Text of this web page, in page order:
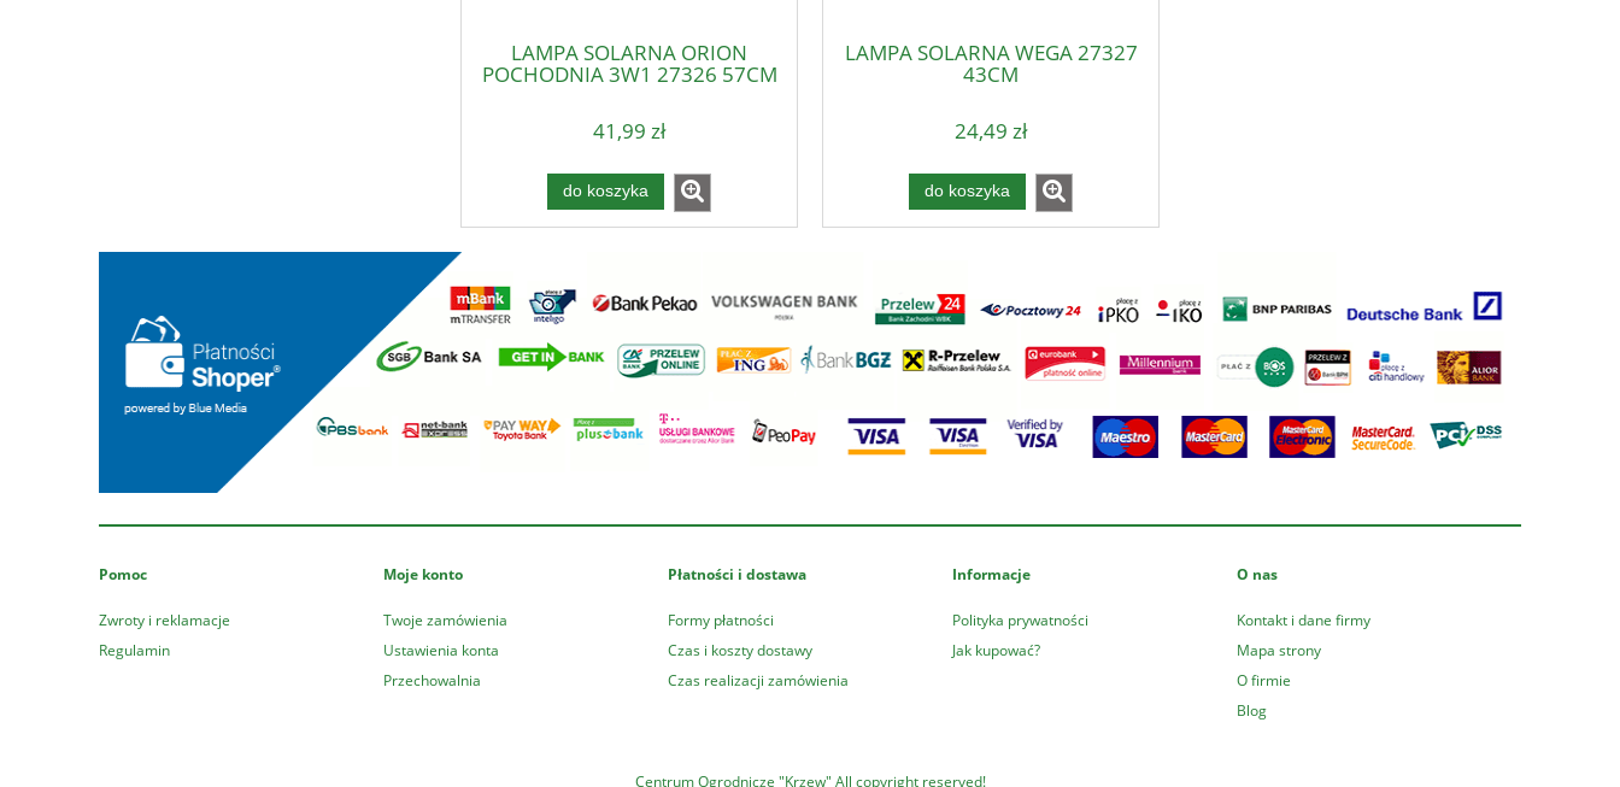
LAMPA SOLARNA ORION
POCHODNIA 3W1 27326 57CM
41,99 zł
do koszyka
LAMPA SOLARNA WEGA 27327
43CM
24,49 zł
do koszyka
Pomoc
Zwroty i reklamacje
Regulamin
Moje konto
Twoje zamówienia
Ustawienia konta
Przechowalnia
Płatności i dostawa
Formy płatności
Czas i koszty dostawy
Czas realizacji zamówienia
Informacje
Polityka prywatności
Jak kupować?
O nas
Kontakt i dane firmy
Mapa strony
O firmie
Blog
Centrum Ogrodnicze "Krzew" All copyright reserved!